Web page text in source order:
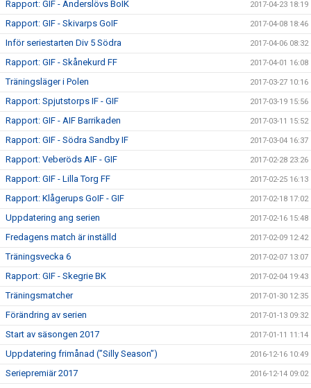
Rapport: GIF - Anderslövs BoIK 2017-04-23 18:19
Rapport: GIF - Skivarps GoIF 2017-04-08 18:46
Inför seriestarten Div 5 Södra 2017-04-06 08:32
Rapport: GIF - Skånekurd FF 2017-04-01 16:08
Träningsläger i Polen 2017-03-27 10:16
Rapport: Spjutstorps IF - GIF 2017-03-19 15:56
Rapport: GIF - AIF Barrikaden 2017-03-11 15:52
Rapport: GIF - Södra Sandby IF 2017-03-04 16:37
Rapport: Veberöds AIF - GIF 2017-02-28 23:26
Rapport: GIF - Lilla Torg FF 2017-02-25 16:13
Rapport: Klågerups GoIF - GIF 2017-02-18 17:02
Uppdatering ang serien 2017-02-16 15:48
Fredagens match är inställd 2017-02-09 12:42
Träningsvecka 6 2017-02-07 13:07
Rapport: GIF - Skegrie BK 2017-02-04 19:43
Träningsmatcher 2017-01-30 12:35
Förändring av serien 2017-01-13 09:32
Start av säsongen 2017 2017-01-11 11:14
Uppdatering frimånad (”Silly Season”) 2016-12-16 10:49
Seriepremiär 2017 2016-12-14 09:02